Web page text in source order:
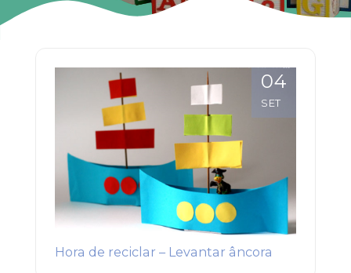
04
SET
Hora de reciclar – Levantar âncora